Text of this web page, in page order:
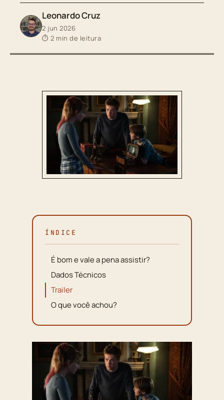
Leonardo Cruz
2 jun 2026
⏱ 2 min de leitura
ÍNDICE
É bom e vale a pena assistir?
Dados Técnicos
Trailer
O que você achou?